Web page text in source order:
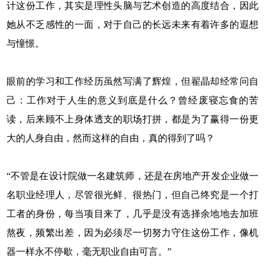
计这份工作，其实是理性头脑与艺术创造的高度结合，因此
她从不乏感性的一面，对于自己的长远未来有着许多的遐想
与憧憬。
眼前的学习和工作经历虽然写满了辉煌，但翟晶却经常问自
己：工作对于人生的意义到底是什么？曾经废寝忘食的苦
读，后来顾不上身体透支的职场打拼，都是为了赢得一份更
大的人身自由，然而这样的自由，真的得到了吗？
“不管是在设计院做一名建筑师，还是在房地产开发企业做一
名职业经理人，尽管很光鲜、很热门，但自己终究是一个打
工者的身份，每当项目来了，几乎是没有选择余地地去加班
熬夜，频繁出差，因为必须尽一切努力守住这份工作，像机
器一样永不停歇，毫无职业自由可言。”